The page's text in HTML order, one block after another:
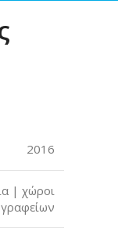
2016
| χώροι
γραφείων